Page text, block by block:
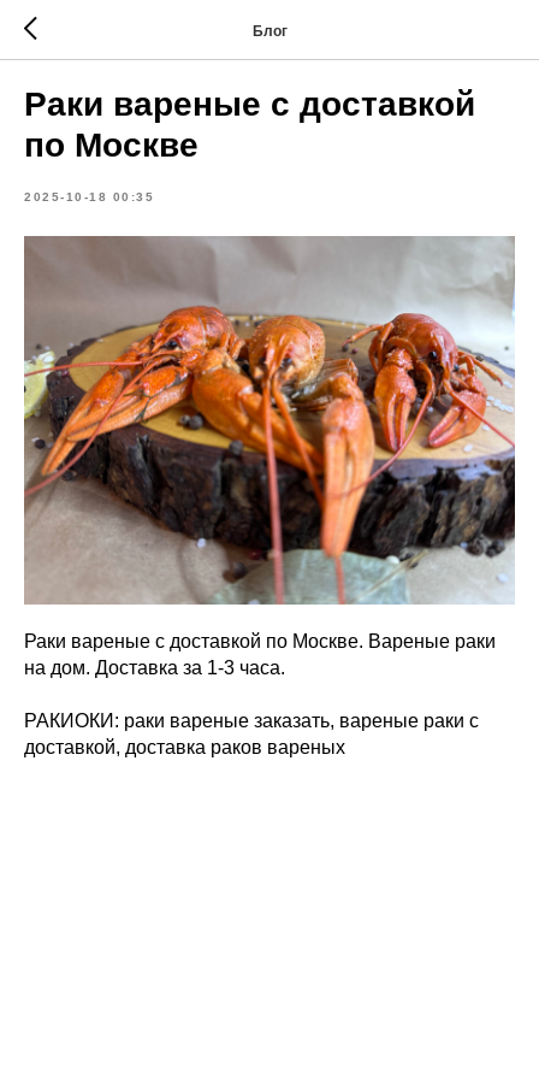
Блог
Раки вареные с доставкой
по Москве
2025-10-18 00:35
Раки вареные с доставкой по Москве. Вареные раки
на дом. Доставка за 1-3 часа.
РАКИОКИ: раки вареные заказать, вареные раки с
доставкой, доставка раков вареных